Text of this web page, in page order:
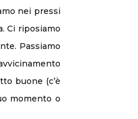
nei pressi
Ci riposiamo
Passiamo
buone (c’è
momento o